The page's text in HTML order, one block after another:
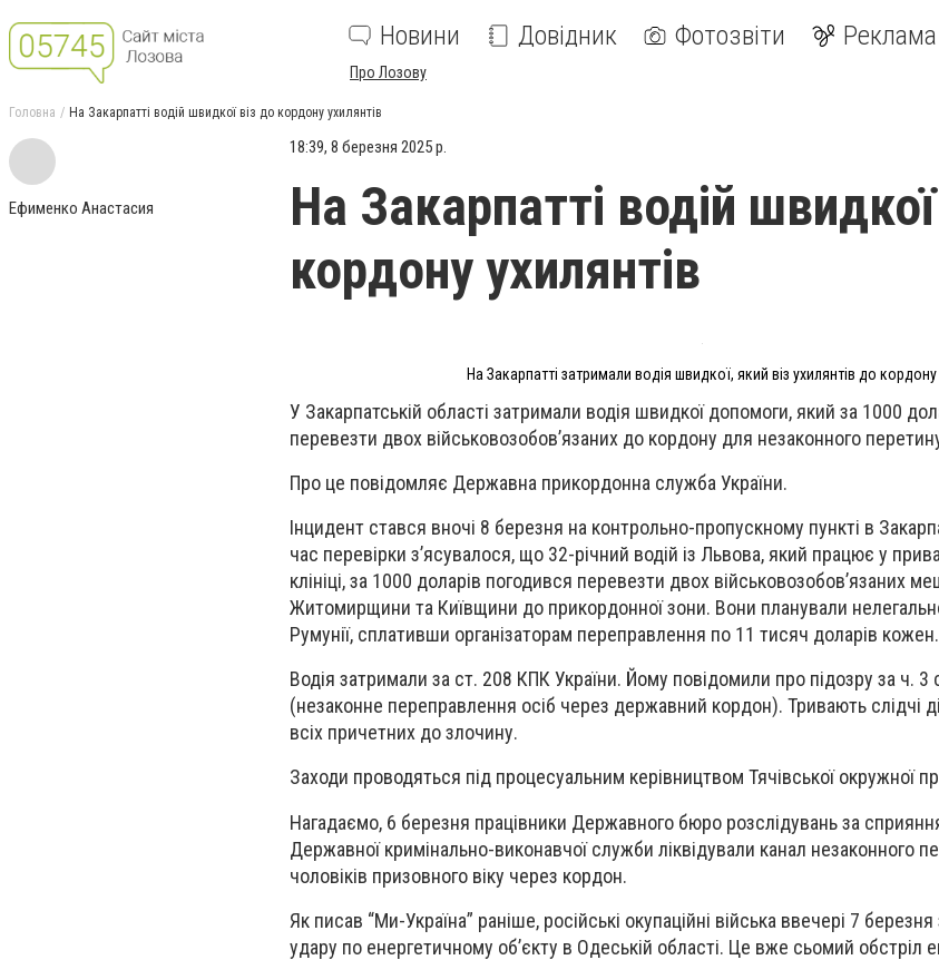
Новини Довідник Фотозвіти Реклама
Про Лозову
Головна На Закарпатті водій швидкої віз до кордону ухилянтів
Ефименко Анастасия
18:39, 8 березня 2025 р.
На Закарпатті водій
кордону ухилянтів
На Закарпатті затримали водія швидкої, який віз ухилянтів до кордону
У Закарпатській області затримали водія швидкої допомоги, який за 1000
перевезти двох військовозобов’язаних до кордону для незаконного
Про це повідомляє Державна прикордонна служба України.
Інцидент стався вночі 8 березня на контрольно-пропускному пункті в
час перевірки з’ясувалося, що 32-річний водій із Львова, який працює у
клініці, за 1000 доларів погодився перевезти двох військовозобов’язаних
Житомирщини та Київщини до прикордонної зони. Вони планували
Румунії, сплативши організаторам переправлення по 11 тисяч доларів кожен.
Водія затримали за ст. 208 КПК України. Йому повідомили про підозру за ч. 3
(незаконне переправлення осіб через державний кордон). Тривають слідчі
всіх причетних до злочину.
Заходи проводяться під процесуальним керівництвом Тячівської окружної
Нагадаємо, 6 березня працівники Державного бюро розслідувань за
Державної кримінально-виконавчої служби ліквідували канал незаконного
чоловіків призовного віку через кордон.
Як писав “Ми-Україна” раніше, російські окупаційні війська ввечері 7
удару по енергетичному об’єкту в Одеській області. Це вже сьомий обстріл